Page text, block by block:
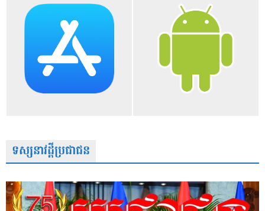
ទស្សនាវដ្តីប្រជាជន